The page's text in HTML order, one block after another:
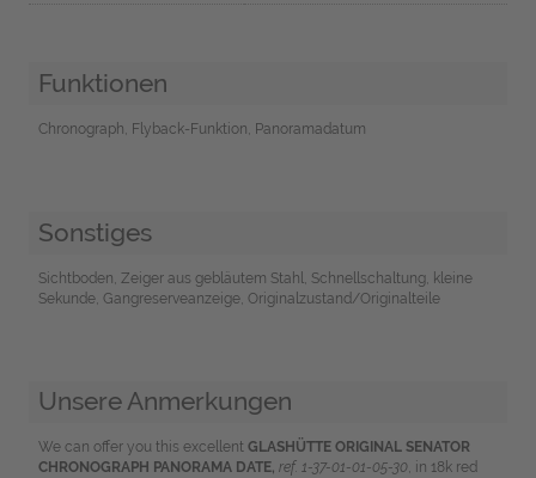
Funktionen
Chronograph, Flyback-Funktion, Panoramadatum
Sonstiges
Sichtboden, Zeiger aus gebläutem Stahl, Schnellschaltung, kleine
Sekunde, Gangreserveanzeige, Originalzustand/Originalteile
Unsere Anmerkungen
We can offer you this excellent GLASHÜTTE ORIGINAL SENATOR
CHRONOGRAPH PANORAMA DATE, ref. 1-37-01-01-05-30, in 18k red